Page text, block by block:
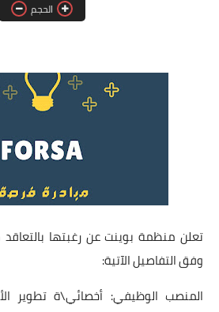
فرص
فرص
الحجم
تعلن منظمة بوينت عن رغبتها
وفق التفاصيل الآتية:
المنصب الوظيفي: أخصائي\ة تطوير